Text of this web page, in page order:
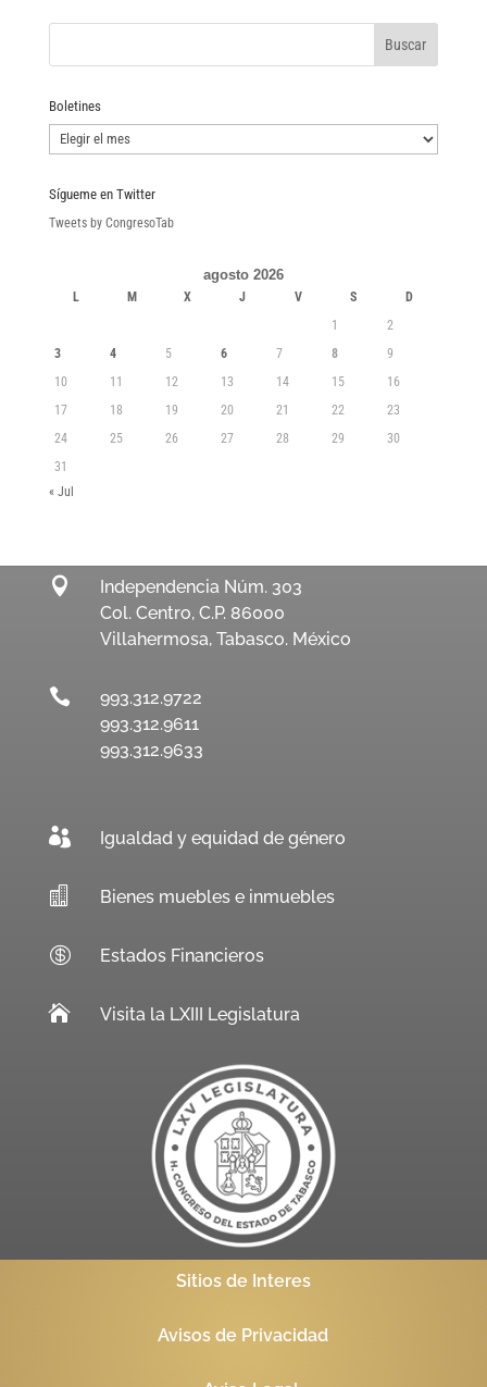
Boletines
Boletines
Sígueme en Twitter
Tweets by CongresoTab
agosto 2026
L M X J V S
D
1
2
3
4 5 6 7 8
9
10
11 12 13 14 15
16
17
18 19 20 21 22
23
24
25 26 27 28 29
30
31
« Jul

Independencia Núm. 303
Col. Centro, C.P. 86000
Villahermosa, Tabasco. México

993.312.9722
993.312.9611
993.312.9633
 Igualdad y equidad de género
 Bienes muebles e inmuebles
 Estados Financieros
 Visita la LXIII Legislatura
Sitios de Interes
Avisos de Privacidad